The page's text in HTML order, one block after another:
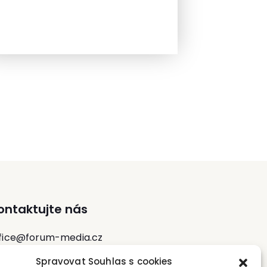
Spravovat Souhlas s cookies
nás
media.cz